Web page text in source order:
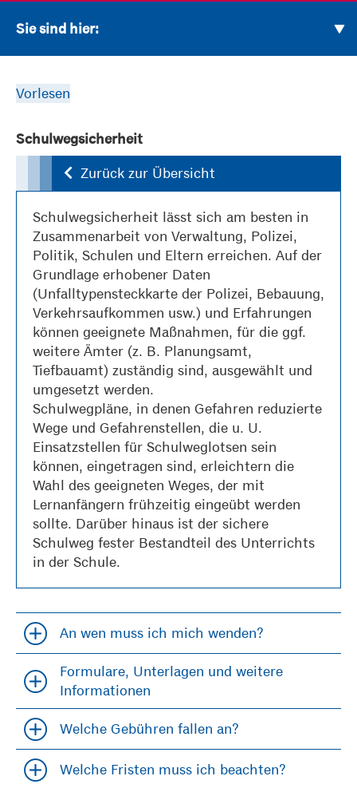
Sie sind hier:
Vorlesen
Schulwegsicherheit
Zurück zur Übersicht
Schulwegsicherheit lässt sich am besten in
Zusammenarbeit von Verwaltung, Polizei,
Politik, Schulen und Eltern erreichen. Auf der
Grundlage erhobener Daten
(Unfalltypensteckkarte der Polizei, Bebauung,
Verkehrsaufkommen usw.) und Erfahrungen
können geeignete Maßnahmen, für die ggf.
weitere Ämter (z. B. Planungsamt,
Tiefbauamt) zuständig sind, ausgewählt und
umgesetzt werden.
Schulwegpläne, in denen Gefahren reduzierte
Wege und Gefahrenstellen, die u. U.
Einsatzstellen für Schulweglotsen sein
können, eingetragen sind, erleichtern die
Wahl des geeigneten Weges, der mit
Lernanfängern frühzeitig eingeübt werden
sollte. Darüber hinaus ist der sichere
Schulweg fester Bestandteil des Unterrichts
in der Schule.
Accordion öfffnen und schließen
An wen muss ich mich wenden?
Accordion öfffnen und schließen
Formulare, Unterlagen und weitere
Informationen
Accordion öfffnen und schließen
Welche Gebühren fallen an?
Accordion öfffnen und schließen
Welche Fristen muss ich beachten?